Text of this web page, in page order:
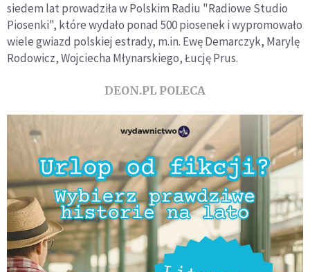
siedem lat prowadziła w Polskim Radiu "Radiowe Studio
Piosenki", które wydało ponad 500 piosenek i wypromowało
wiele gwiazd polskiej estrady, m.in. Ewę Demarczyk, Marylę
Rodowicz, Wojciecha Młynarskiego, Łucję Prus.
DEON.PL POLECA